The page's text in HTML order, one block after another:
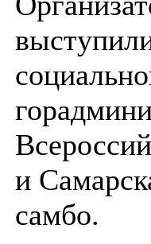
и
самбо.